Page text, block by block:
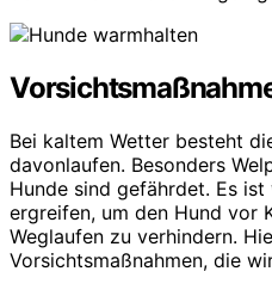
Bei kaltem Wetter besteht
davonlaufen. Besonders
Hunde sind gefährdet. Es
ergreifen, um den Hund vor
Weglaufen zu verhindern.
Vorsichtsmaßnahmen, die